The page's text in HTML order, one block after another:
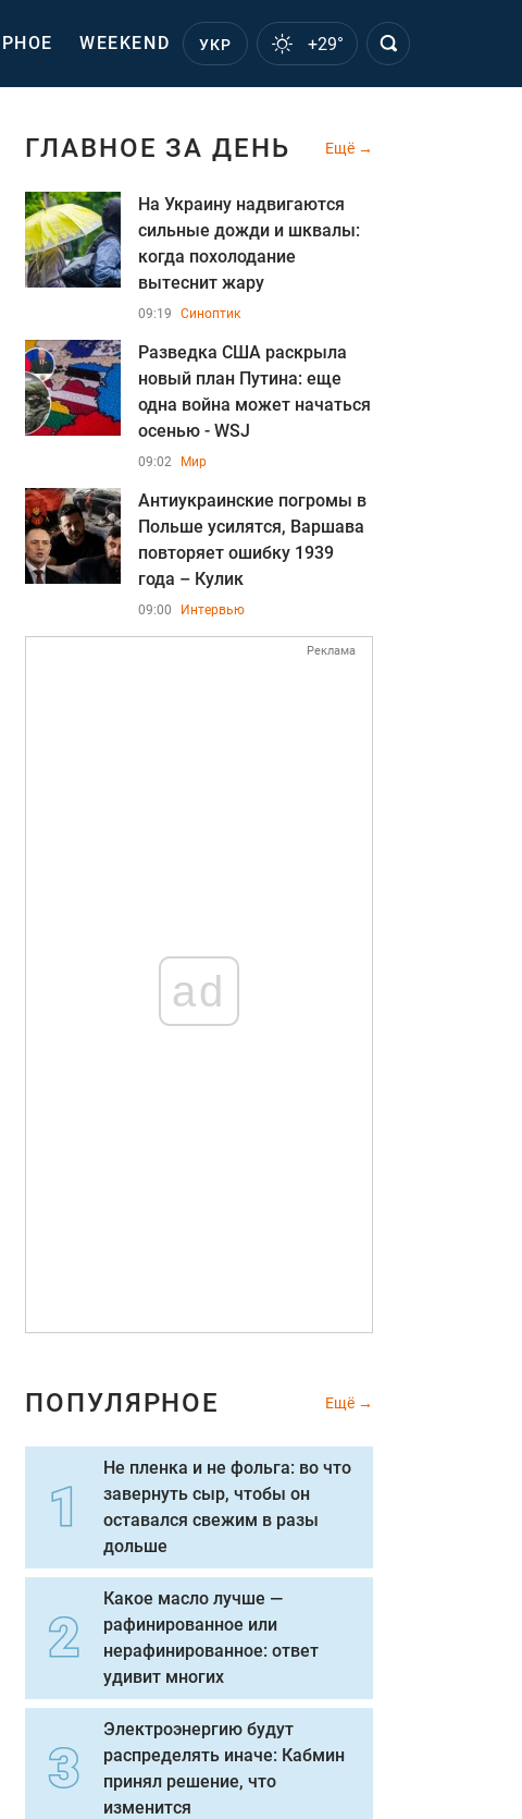
WEEKEND УКР +29°
ГЛАВНОЕ ЗА ДЕНЬ Ещё
На Украину надвигаются
сильные дожди и шквалы:
когда похолодание
вытеснит жару
09:19 Синоптик
Разведка США раскрыла
новый план Путина: еще
одна война может начаться
осенью - WSJ
09:02 Мир
Антиукраинские погромы в
Польше усилятся, Варшава
повторяет ошибку 1939
года – Кулик
09:00 Интервью
Реклама
ad
ПОПУЛЯРНОЕ Ещё
Не пленка и не фольга: во что
завернуть сыр, чтобы он
оставался свежим в разы
дольше
Какое масло лучше —
рафинированное или
нерафинированное: ответ
удивит многих
Электроэнергию будут
распределять иначе: Кабмин
принял решение, что
изменится